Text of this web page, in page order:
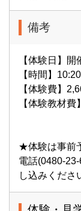
備考
【体験日】開
【時間】
【体験費】
【体験教材
★体験は事前
電話(0480-
し込みくださ